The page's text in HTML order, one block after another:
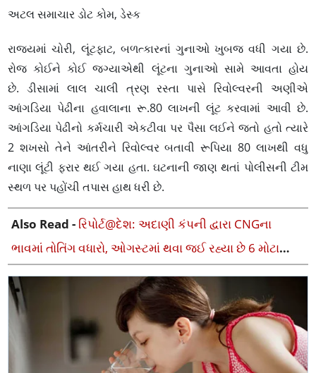
અટલ સમાચાર ડોટ કોમ, ડેસ્ક
રાજ્યમાં ચોરી, લૂંટફાટ, બળત્કારનાં ગુનાઓ ખુબજ વધી ગયા છે.
રોજ કોઈને કોઈ જગ્યાએથી લૂંટના ગુનાઓ સામે આવતા હોય
છે. ડીસામાં લાલ ચાલી ત્રણ રસ્તા પાસે રિવોલ્વરની અણીએ
આંગડિયા પેઢીના હવાલાના રૂ.80 લાખની લૂંટ કરવામાં આવી છે.
આંગડિયા પેઢીનો કર્મચારી એકટીવા પર પૈસા લઈને જતો હતો ત્યારે
2 શખસો તેને આંતરીને રિવોલ્વર બતાવી રૂપિયા 80 લાખથી વધુ
નાણા લૂંટી ફરાર થઈ ગયા હતા. ઘટનાની જાણ થતાં પોલીસની ટીમ
સ્થળ પર પહોંચી તપાસ હાથ ધરી છે.
Also Read - રિપોર્ટ@દેશ: અદાણી કંપની દ્વારા CNGના
ભાવમાં તોતિંગ વધારો, ઓગસ્ટમાં થવા જઈ રહ્યા છે 6 મોટા
ફેરફારો